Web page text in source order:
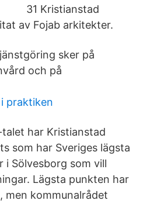
31 Kristianstad
av Fojab arkitekter.
sker på
och på
praktiken
har Kristianstad
som har Sveriges lägsta
Sölvesborg som vill
Lägsta punkten har
men kommunalrådet